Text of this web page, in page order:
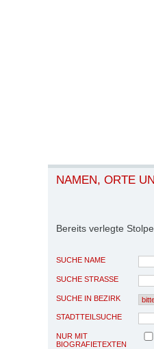
NAMEN, ORTE
Bereits verlegte
SUCHE NAME
SUCHE STRASSE
SUCHE IN BEZIRK
STADTTEILSUCHE
NUR MIT
BIOGRAFIETEXTEN